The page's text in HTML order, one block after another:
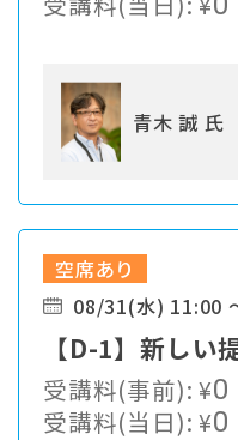
青木 誠 氏
空席あり
08/31(水) 11:00
【D-1】新しい
受講料(事前):¥0
受講料(当日):¥0